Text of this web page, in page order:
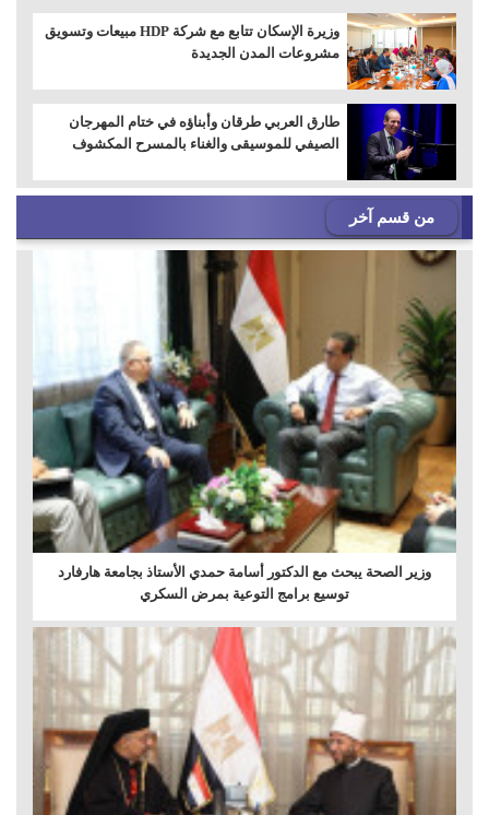
وزيرة الإسكان تتابع مع شركة HDP مبيعات وتسويق
مشروعات المدن الجديدة
طارق العربي طرقان وأبناؤه في ختام المهرجان
الصيفي للموسيقى والغناء بالمسرح المكشوف
من قسم آخر
وزير الصحة يبحث مع الدكتور أسامة حمدي الأستاذ بجامعة هارفارد
توسيع برامج التوعية بمرض السكري